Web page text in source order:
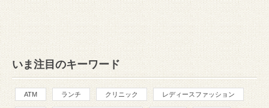
いま注目のキーワード
ATM ランチ クリニック レディースファッション